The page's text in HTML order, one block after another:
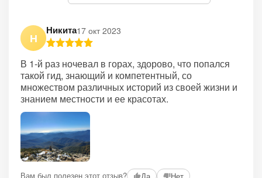
Н
Никита17 окт 2023
В 1-й раз ночевал в горах, здорово, что попался
такой гид, знающий и компетентный, со
множеством различных историй из своей жизни и
знанием местности и ее красотах.
Вам был полезен этот отзыв?